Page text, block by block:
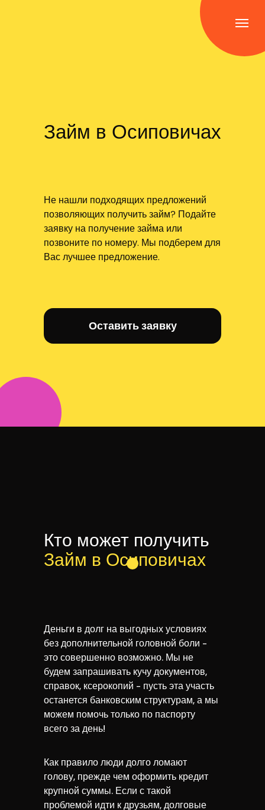
Оставить заявку
Займ в Осиповичах
Не нашли подходящих предложений
позволяющих получить займ? Подайте
заявку на получение займа или
позвоните по номеру. Мы подберем для
Вас лучшее предложение.
Кто может получить
Займ в Осиповичах
Как правило люди долго ломают
голову, прежде чем оформить кредит
крупной суммы. Если с такой
проблемой идти к друзьям, долговые
Деньги в долг на выгодных условиях
без дополнительной головной боли -
это совершенно возможно. Мы не
будем запрашивать кучу документов,
справок, ксерокопий - пусть эта участь
останется банковским структурам, а мы
можем помочь только по паспорту
всего за день!